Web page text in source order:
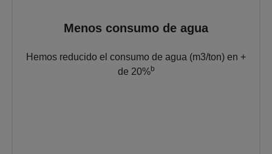
Menos consumo de agua
Hemos reducido el consumo de agua (m3/ton) en +
de 20%b